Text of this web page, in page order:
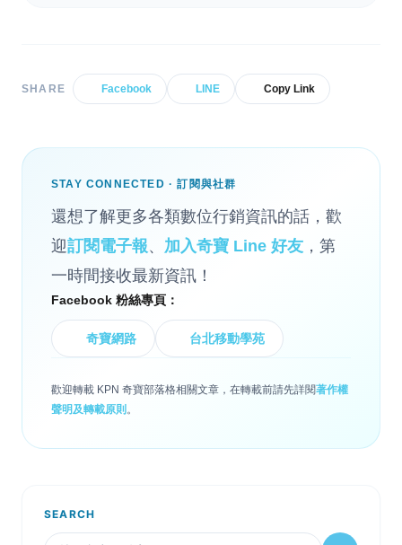
SHARE Facebook LINE Copy Link
STAY CONNECTED · 訂閱與社群
還想了解更多各類數位行銷資訊的話，歡
迎訂閱電子報、 加入奇寶 Line 好友 ，第
一時間接收最新資訊！
Facebook 粉絲專頁：
奇寶網路 台北移動學苑
歡迎轉載 KPN 奇寶部落格相關文章，在轉載前請先詳閱著作權
聲明及轉載原則 。
SEARCH